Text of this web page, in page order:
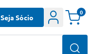
Seja Sócio
0